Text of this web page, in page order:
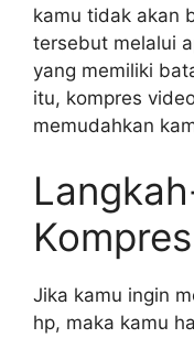
kamu tidak akan
tersebut melalui
yang memiliki
itu, kompres
memudahkan
Jika kamu ingin
hp, maka kamu